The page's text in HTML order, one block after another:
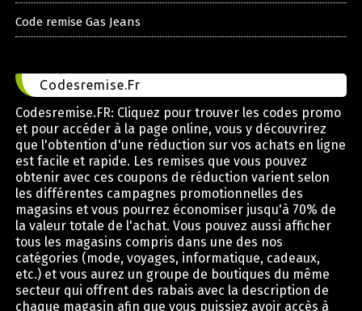
Code remise Gas Jeans
Codesremise.Fr
Codesremise.FR: Cliquez pour trouver les codes promo
et pour accéder à la page online, vous y découvrirez
que l'obtention d'une réduction sur vos achats en ligne
est facile et rapide. Les remises que vous pouvez
obtenir avec ces coupons de réduction varient selon
les différentes campagnes promotionnelles des
magasins et vous pourrez économiser jusqu'à 70% de
la valeur totale de l'achat. Vous pouvez aussi afficher
tous les magasins compris dans une des nos
catégories (mode, voyages, informatique, cadeaux,
etc.) et vous aurez un groupe de boutiques du même
secteur qui offrent des rabais avec la description de
chaque magasin afin que vous puissiez avoir accès à